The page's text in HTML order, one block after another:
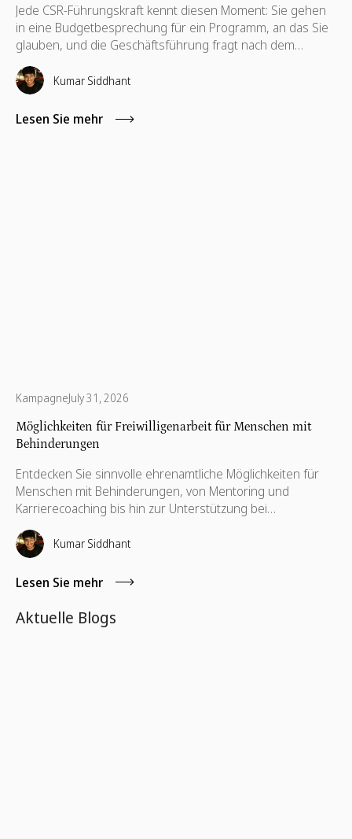
Jede CSR-Führungskraft kennt diesen Moment: Sie gehen
in eine Budgetbesprechung für ein Programm, an das Sie
glauben, und die Geschäftsführung fragt nach dem
präzisen Return on Investment des Programms für
kompetenzbasiertes Volunteering. In solchen Situationen
reichen Standardkennzahlen wie die Gesamtzahl der
geleisteten Stunden oder Fotos von einem Freiwilligentag
Kumar Siddhant
Lesen Sie mehr
KampagneJuly 31, 2026
Möglichkeiten für Freiwilligenarbeit für Menschen mit
Behinderungen
Entdecken Sie sinnvolle ehrenamtliche Möglichkeiten für
Menschen mit Behinderungen, von Mentoring und
Karrierecoaching bis hin zur Unterstützung bei
Barrierefreiheit und Lebenskompetenzen. Erfahren Sie,
wie inklusives Ehrenamt dazu beiträgt, Barrieren
abzubauen, Unabhängigkeit zu fördern und nachhaltige
Wirkung für Einzelpersonen und Gemeinschaften
Kumar Siddhant
Lesen Sie mehr
Aktuelle Blogs